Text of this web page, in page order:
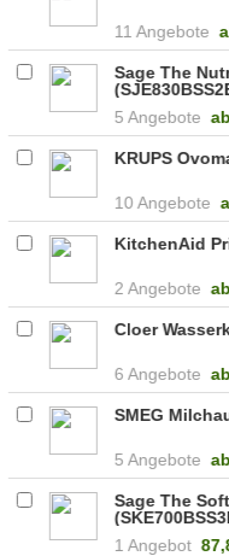
11 Angebote
Sage The
5 Angebote ab
KRUPS
10 Angebote
KitchenAid
2 Angebote ab
Cloer
6 Angebote ab
SMEG
5 Angebote ab
Sage The
1 Angebot